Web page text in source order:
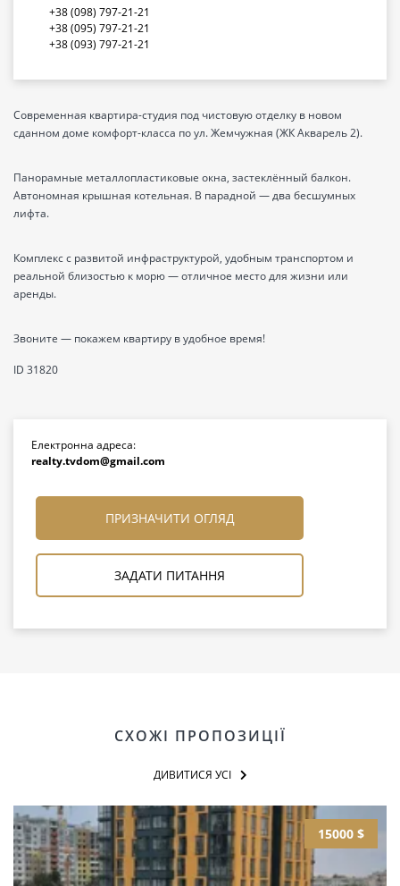
+38 (098) 797-21-21
+38 (095) 797-21-21
+38 (093) 797-21-21
Современная квартира-студия под чистовую отделку в новом
сданном доме комфорт-класса по ул. Жемчужная (ЖК Акварель 2).
Панорамные металлопластиковые окна, застеклённый балкон.
Автономная крышная котельная. В парадной — два бесшумных
лифта.
Комплекс с развитой инфраструктурой, удобным транспортом и
реальной близостью к морю — отличное место для жизни или
аренды.
Звоните — покажем квартиру в удобное время!
ID 31820
Електронна адреса:
realty.tvdom@gmail.com
ПРИЗНАЧИТИ ОГЛЯД
ЗАДАТИ ПИТАННЯ
СХОЖІ ПРОПОЗИЦІЇ
ДИВИТИСЯ УСІ
15000 $